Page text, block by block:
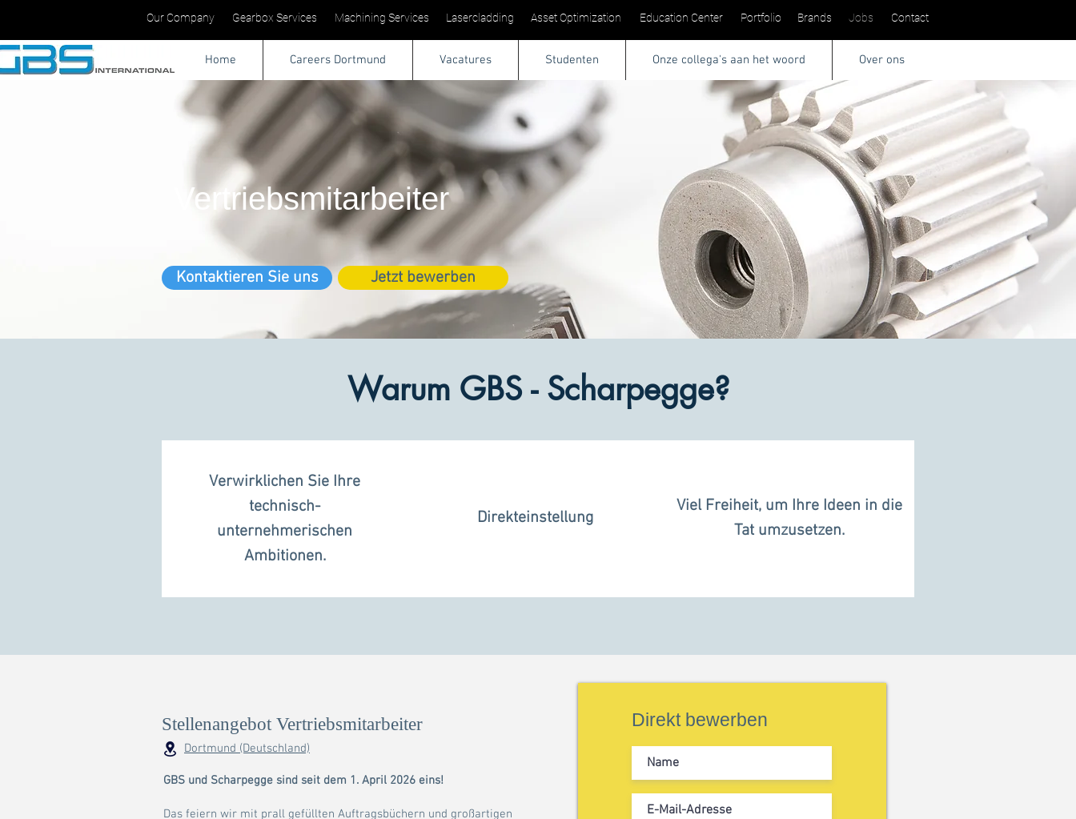
Our Company Gearbox Services Machining Services Lasercladding Asset Optimization Education Center Portfolio Brands Jobs Contact
Home Careers Dortmund Vacatures Studenten Onze collega's aan het woord Over ons
Vertriebsmitarbeiter
Kontaktieren Sie uns Jetzt bewerben
Warum GBS - Scharpegge?
Verwirklichen Sie Ihre
technisch-
unternehmerischen
Ambitionen.
Direkteinstellung
Viel Freiheit, um Ihre Ideen in die
Tat umzusetzen.
Stellenangebot Vertriebsmitarbeiter
Dortmund (Deutschland)
GBS und Scharpegge sind seit dem 1. April 2026 eins!
Das feiern wir mit prall gefüllten Auftragsbüchern und großartigen
Direkt bewerben